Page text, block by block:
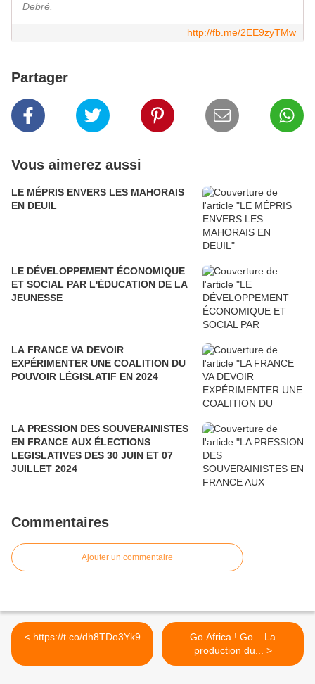
Debré.
http://fb.me/2EE9zyTMw
Partager
Vous aimerez aussi
LE MÉPRIS ENVERS LES MAHORAIS
EN DEUIL
LE DÉVELOPPEMENT ÉCONOMIQUE
ET SOCIAL PAR L'ÉDUCATION DE LA
JEUNESSE
LA FRANCE VA DEVOIR
EXPÉRIMENTER UNE COALITION DU
POUVOIR LÉGISLATIF EN 2024
LA PRESSION DES SOUVERAINISTES
EN FRANCE AUX ÉLECTIONS
LEGISLATIVES DES 30 JUIN ET 07
JUILLET 2024
Commentaires
Ajouter un commentaire
< https://t.co/dh8TDo3Yk9
Go Africa ! Go... La
production du... >